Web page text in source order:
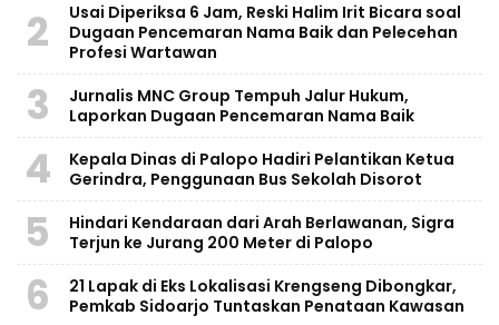
2
Usai Diperiksa 6 Jam, Reski Halim Irit Bicara soal
Dugaan Pencemaran Nama Baik dan Pelecehan
Profesi Wartawan
3
Jurnalis MNC Group Tempuh Jalur Hukum,
Laporkan Dugaan Pencemaran Nama Baik
4
Kepala Dinas di Palopo Hadiri Pelantikan Ketua
Gerindra, Penggunaan Bus Sekolah Disorot
5
Hindari Kendaraan dari Arah Berlawanan, Sigra
Terjun ke Jurang 200 Meter di Palopo
6
21 Lapak di Eks Lokalisasi Krengseng Dibongkar,
Pemkab Sidoarjo Tuntaskan Penataan Kawasan